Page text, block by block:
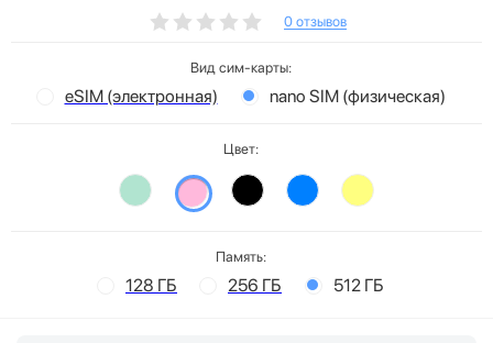
0 отзывов
Вид сим-карты:
eSIM (электронная) nano SIM (физическая)
Цвет:
Память:
128 ГБ 256 ГБ 512 ГБ